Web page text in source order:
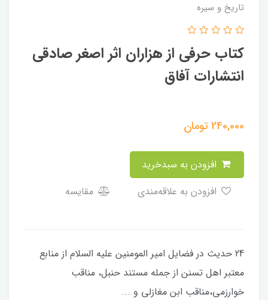
تاریخ و سیره
کتاب حرفی از هزاران اثر اصغر صادقی
انتشارات آفاق
240,000تومان
مقایسه
24 حدیث در فضایل امیر المومنین علیه السلام از منابع
معتبر اهل تسنن از جمله مستند حنبل، مناقب
خوارزمی،مناقب ابن مغازلی و ...